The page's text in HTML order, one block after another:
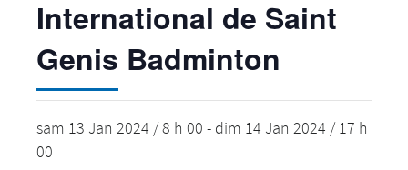
International de Saint
Genis Badminton
sam 13 Jan 2024 / 8 h 00 - dim 14 Jan 2024 / 17 h
00